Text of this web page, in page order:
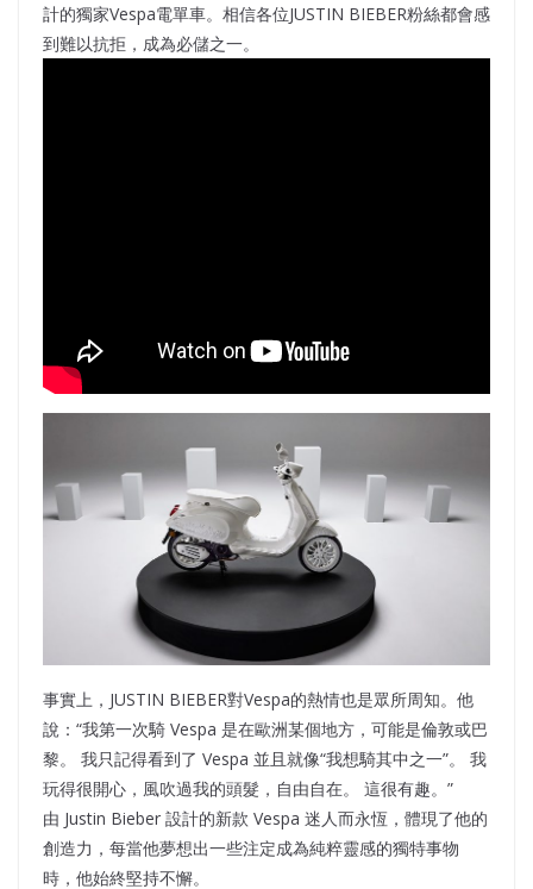
計的獨家Vespa電單車。相信各位JUSTIN BIEBER粉絲都會感
到難以抗拒，成為必儲之一。
事實上，JUSTIN BIEBER對Vespa的熱情也是眾所周知。他
說：“我第一次騎 Vespa 是在歐洲某個地方，可能是倫敦或巴
黎。 我只記得看到了 Vespa 並且就像“我想騎其中之一”。 我
玩得很開心，風吹過我的頭髮，自由自在。 這很有趣。”
由 Justin Bieber 設計的新款 Vespa 迷人而永恆，體現了他的
創造力，每當他夢想出一些注定成為純粹靈感的獨特事物
時，他始終堅持不懈。